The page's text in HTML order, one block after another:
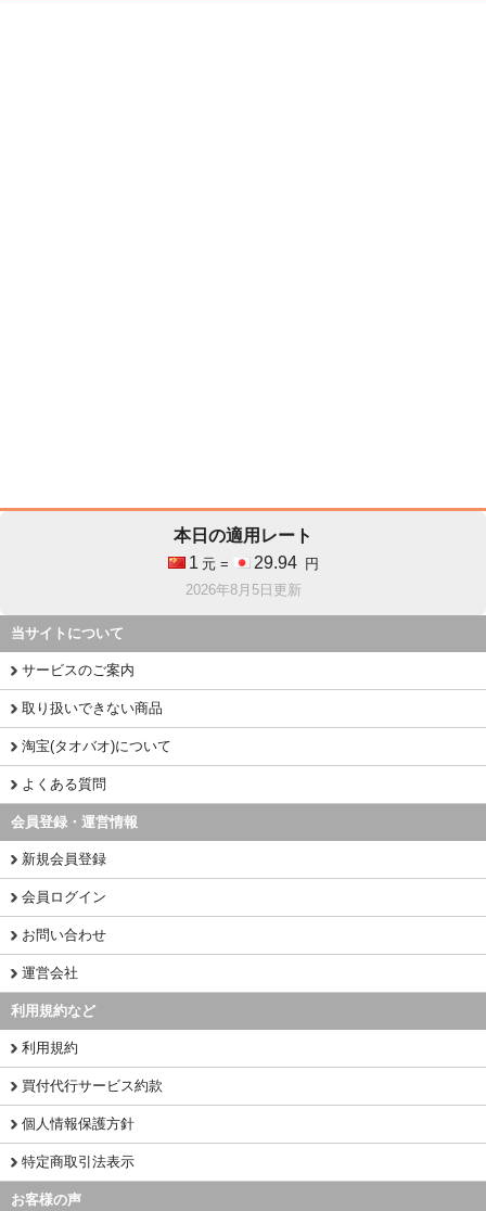
本日の適用レート
1 元 = 29.94
円
2026年8月5日更新
当サイトについて
サービスのご案内
取り扱いできない商品
淘宝(タオバオ)について
よくある質問
会員登録・運営情報
新規会員登録
会員ログイン
お問い合わせ
運営会社
利用規約など
利用規約
買付代行サービス約款
個人情報保護方針
特定商取引法表示
お客様の声